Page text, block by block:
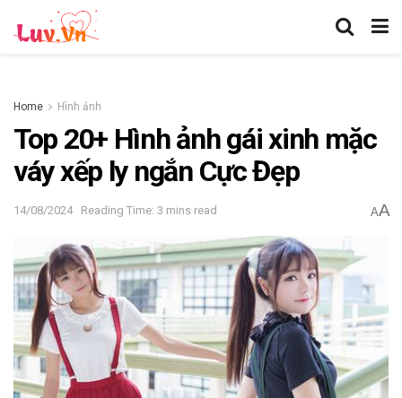
Home Hình ảnh
Top 20+ Hình ảnh gái xinh mặc
váy xếp ly ngắn Cực Đẹp
14/08/2024 Reading Time: 3 mins read AA